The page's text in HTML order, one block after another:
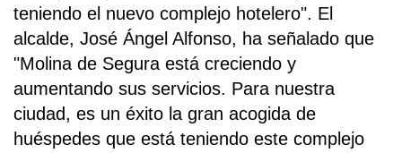
teniendo el nuevo complejo hotelero". El
alcalde, José Ángel Alfonso, ha señalado que
"Molina de Segura está creciendo y
aumentando sus servicios. Para nuestra
ciudad, es un éxito la gran acogida de
huéspedes que está teniendo este complejo